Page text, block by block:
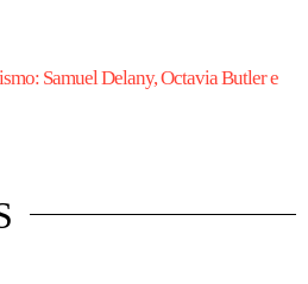
Samuel Delany, Octavia Butler e